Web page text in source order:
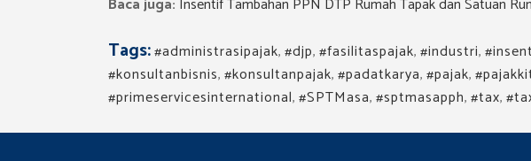
Baca juga: Insentif Tambahan PPN DTP Rumah Tapak dan Satuan
Tags:#administrasipajak,#djp,#fasilitaspajak,#industri,
#konsultanbisnis,#konsultanpajak,#padatkarya,#pajak,
#primeservicesinternational,#SPTMasa,#sptmasapph,#tax,